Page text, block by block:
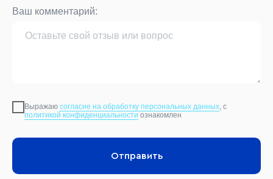
Ваш комментарий:
Выражаю согласие на обработку персональных данных, с
политикой конфиденциальности ознакомлен
Отправить